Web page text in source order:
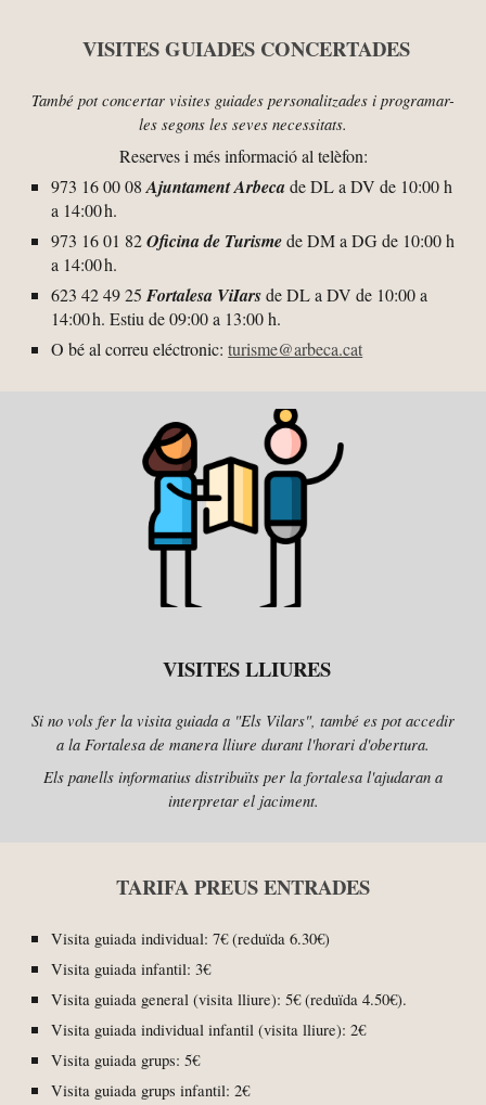
VISITES GUIADES CONCERTADES
També pot concertar visites guiades personalitzades i programar-
les segons les seves necessitats.
Reserves i més informació al telèfon:
973 16 00 08Ajuntament Arbecade DL a DV de 10:00 h
a 14:00 h.
973 16 01 82 Oficina de Turismede DMa DGde 10:00 h
a 14:00 h.
62342 49 25 Fortalesa ViIarsde DL a DV de 10:00 a
14:00 h. Estiu de 09:00 a 13:00 h.
O bé al correu eléctronic:turisme@arbeca.cat
VISITES LLIURES
Si no vols fer la visita guiada a "Els Vilars", també es pot accedir
a la Fortalesa de manera lliure durant l'horari d'obertura.
Els panells informatius distribuïts per la fortalesa l'ajudaran a
interpretar el jaciment.
TARIFA PREUS ENTRADES
Visita guiada individual: 7€ (reduïda 6.30€)
Visita guiada infantil:3€
Visita guiada general (visita lliure):5€ (reduïda4.50€).
Visita guiada individual infantil (visita lliure):2€
Visita guiada grups:5€
Visita guiada grups infantil:2€